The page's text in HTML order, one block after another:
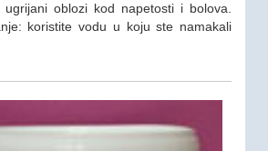
oblozi kod napetosti i bolova.
koristite vodu u koju ste namakali